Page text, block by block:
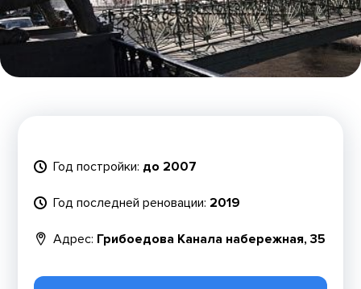
Год постройки: до 2007
Год последней реновации: 2019
Адрес: Грибоедова Канала набережная, 35